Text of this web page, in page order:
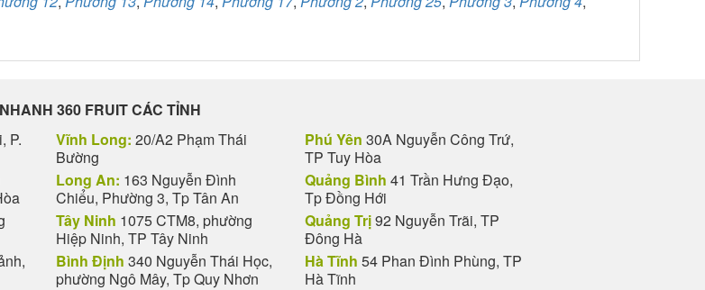
360 FRUIT CÁC TỈNH
P.
Vĩnh Long: 20/A2 Phạm Thái
Bường
Long An: 163 Nguyễn Đình
Chiểu, Phường 3, Tp Tân An
Tây Ninh 1075 CTM8, phường
Hiệp Ninh, TP Tây Ninh
Bình Định 340 Nguyễn Thái Học,
phường Ngô Mây, Tp Quy Nhơn
Phú Yên 30A Nguyễn Công Trứ,
TP Tuy Hòa
Quảng Bình 41 Trần Hưng Đạo,
Tp Đồng Hới
Quảng Trị92 Nguyễn Trãi, TP
Đông Hà
Hà Tĩnh 54 Phan Đình Phùng, TP
Hà Tĩnh